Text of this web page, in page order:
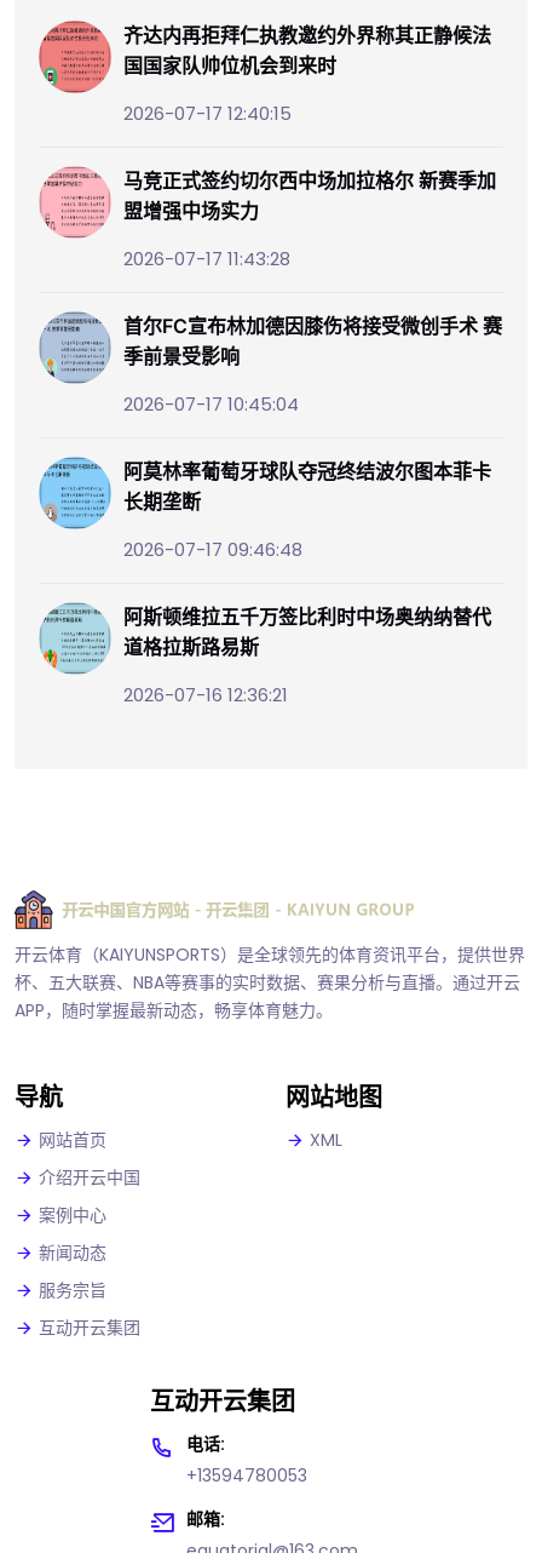
齐达内再拒拜仁执教邀约外界称其正静候法
国国家队帅位机会到来时
2026-07-17 12:40:15
马竞正式签约切尔西中场加拉格尔 新赛季加
盟增强中场实力
2026-07-17 11:43:28
首尔FC宣布林加德因膝伤将接受微创手术 赛
季前景受影响
2026-07-17 10:45:04
阿莫林率葡萄牙球队夺冠终结波尔图本菲卡
长期垄断
2026-07-17 09:46:48
阿斯顿维拉五千万签比利时中场奥纳纳替代
道格拉斯路易斯
2026-07-16 12:36:21
开云体育（KAIYUNSPORTS）是全球领先的体育资讯平台，提供世界
杯、五大联赛、NBA等赛事的实时数据、赛果分析与直播。通过开云
APP，随时掌握最新动态，畅享体育魅力。
导航
网站首页
介绍开云中国
案例中心
新闻动态
服务宗旨
互动开云集团
网站地图
XML
互动开云集团
电话:
+13594780053
邮箱: